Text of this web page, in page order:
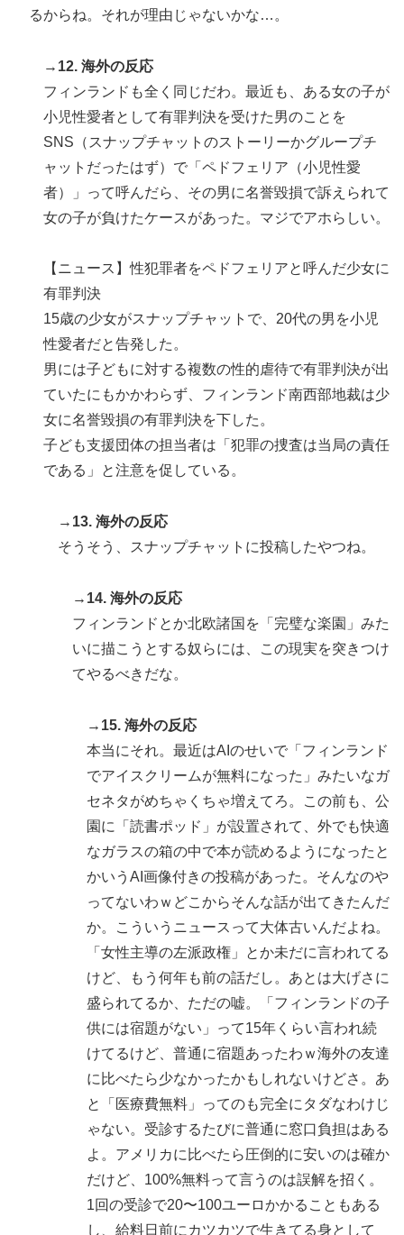
るからね。それが理由じゃないかな…。
→12. 海外の反応
フィンランドも全く同じだわ。最近も、ある女の子が
小児性愛者として有罪判決を受けた男のことを
SNS（スナップチャットのストーリーかグループチ
ャットだったはず）で「ペドフェリア（小児性愛
者）」って呼んだら、その男に名誉毀損で訴えられて
女の子が負けたケースがあった。マジでアホらしい。
【ニュース】性犯罪者をペドフェリアと呼んだ少女に
有罪判決
15歳の少女がスナップチャットで、20代の男を小児
性愛者だと告発した。
男には子どもに対する複数の性的虐待で有罪判決が出
ていたにもかかわらず、フィンランド南西部地裁は少
女に名誉毀損の有罪判決を下した。
子ども支援団体の担当者は「犯罪の捜査は当局の責任
である」と注意を促している。
→13. 海外の反応
そうそう、スナップチャットに投稿したやつね。
→14. 海外の反応
フィンランドとか北欧諸国を「完璧な楽園」みた
いに描こうとする奴らには、この現実を突きつけ
てやるべきだな。
→15. 海外の反応
本当にそれ。最近はAIのせいで「フィンランド
でアイスクリームが無料になった」みたいなガ
セネタがめちゃくちゃ増えてろ。この前も、公
園に「読書ポッド」が設置されて、外でも快適
なガラスの箱の中で本が読めるようになったと
かいうAI画像付きの投稿があった。そんなのや
ってないわｗどこからそんな話が出てきたんだ
か。こういうニュースって大体古いんだよね。
「女性主導の左派政権」とか未だに言われてる
けど、もう何年も前の話だし。あとは大げさに
盛られてるか、ただの嘘。「フィンランドの子
供には宿題がない」って15年くらい言われ続
けてるけど、普通に宿題あったわｗ海外の友達
に比べたら少なかったかもしれないけどさ。あ
と「医療費無料」ってのも完全にタダなわけじ
ゃない。受診するたびに普通に窓口負担はある
よ。アメリカに比べたら圧倒的に安いのは確か
だけど、100%無料って言うのは誤解を招く。
1回の受診で20〜100ユーロかかることもある
し、給料日前にカツカツで生きてる身として